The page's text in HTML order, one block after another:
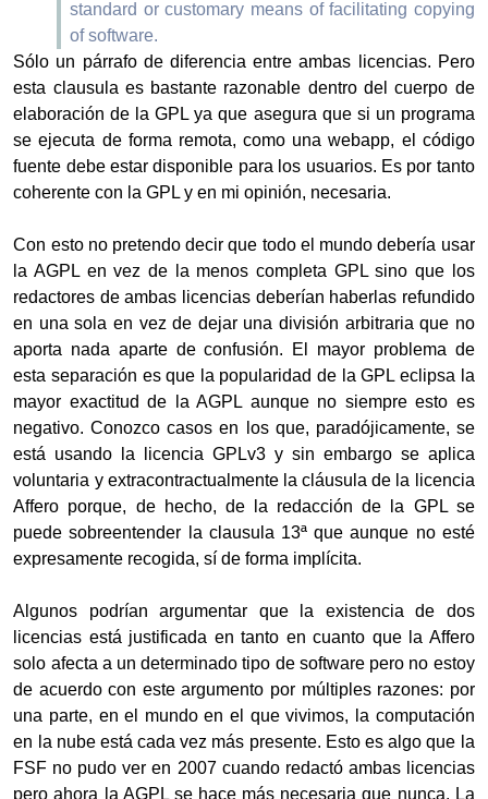
standard or customary means of facilitating copying
of software.
Sólo un párrafo de diferencia entre ambas licencias. Pero
esta clausula es bastante razonable dentro del cuerpo de
elaboración de la GPL ya que asegura que si un programa
se ejecuta de forma remota, como una webapp, el código
fuente debe estar disponible para los usuarios. Es por tanto
coherente con la GPL y en mi opinión, necesaria.
Con esto no pretendo decir que todo el mundo debería usar
la AGPL en vez de la menos completa GPL sino que los
redactores de ambas licencias deberían haberlas refundido
en una sola en vez de dejar una división arbitraria que no
aporta nada aparte de confusión. El mayor problema de
esta separación es que la popularidad de la GPL eclipsa la
mayor exactitud de la AGPL aunque no siempre esto es
negativo. Conozco casos en los que, paradójicamente, se
está usando la licencia GPLv3 y sin embargo se aplica
voluntaria y extracontractualmente la cláusula de la licencia
Affero porque, de hecho, de la redacción de la GPL se
puede sobreentender la clausula 13ª que aunque no esté
expresamente recogida, sí de forma implícita.
Algunos podrían argumentar que la existencia de dos
licencias está justificada en tanto en cuanto que la Affero
solo afecta a un determinado tipo de software pero no estoy
de acuerdo con este argumento por múltiples razones: por
una parte, en el mundo en el que vivimos, la computación
en la nube está cada vez más presente. Esto es algo que la
FSF no pudo ver en 2007 cuando redactó ambas licencias
pero ahora la AGPL se hace más necesaria que nunca. La